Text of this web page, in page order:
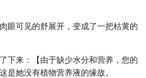
眼可见的舒展开，变成了一把枯黄的
下来：【由于缺少水分和营养，您的
是她没有植物营养液的缘故。